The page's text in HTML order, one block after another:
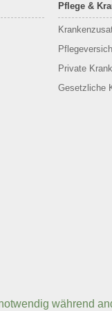
Pflege &
Private
Gesetzliche
während